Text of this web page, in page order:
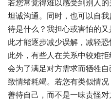
若您常觉得难以感受到别人
坦诚沟通。同时，也可以自
待是什么？我担心或害怕的
此才能逐步减少误解，减轻恐
此外，有些人在关系中较难
会为了满足对方需求而牺牲
致情绪耗竭。若您有类似情
善待自己，而不是一味责怪对